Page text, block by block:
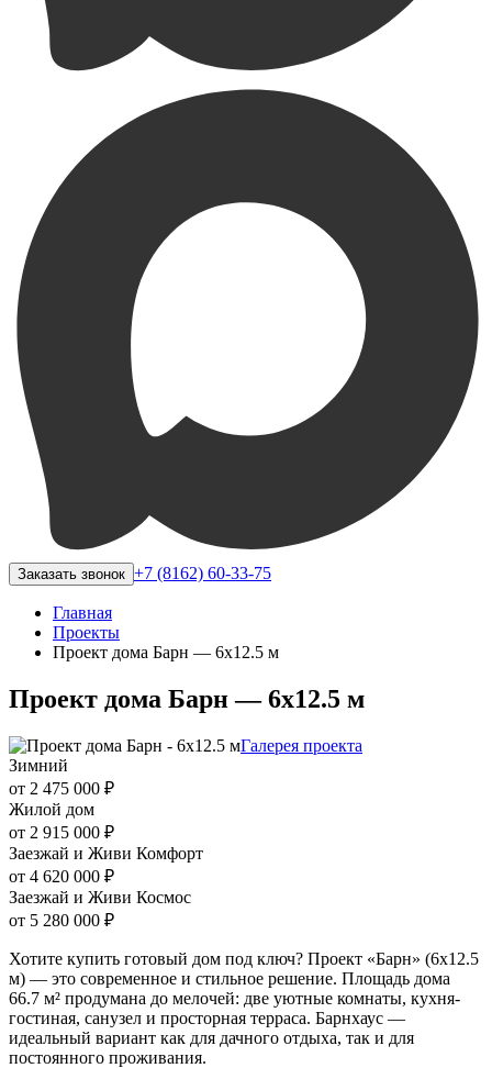
Заказать звонок +7 (8162) 60-33-75
Главная
Проекты
Проект дома Барн — 6х12.5 м
Проект дома Барн — 6х12.5 м
Галерея проекта
Зимний
от 2 475 000 ₽
Жилой дом
от 2 915 000 ₽
Заезжай и Живи Комфорт
от 4 620 000 ₽
Заезжай и Живи Космос
от 5 280 000 ₽
Хотите купить готовый дом под ключ? Проект «Барн» (6х12.5
м) — это современное и стильное решение. Площадь дома
66.7 м² продумана до мелочей: две уютные комнаты, кухня-
гостиная, санузел и просторная терраса. Барнхаус —
идеальный вариант как для дачного отдыха, так и для
постоянного проживания.